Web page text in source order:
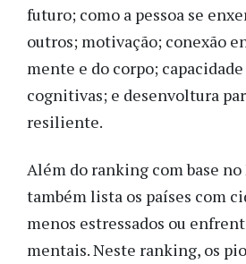
futuro; como a pessoa se
outros; motivação; conexão
mente e do corpo;
cognitivas; e desenvoltura
resiliente.
Além do ranking com base no
também lista os países com
menos estressados ou
mentais. Neste ranking, os